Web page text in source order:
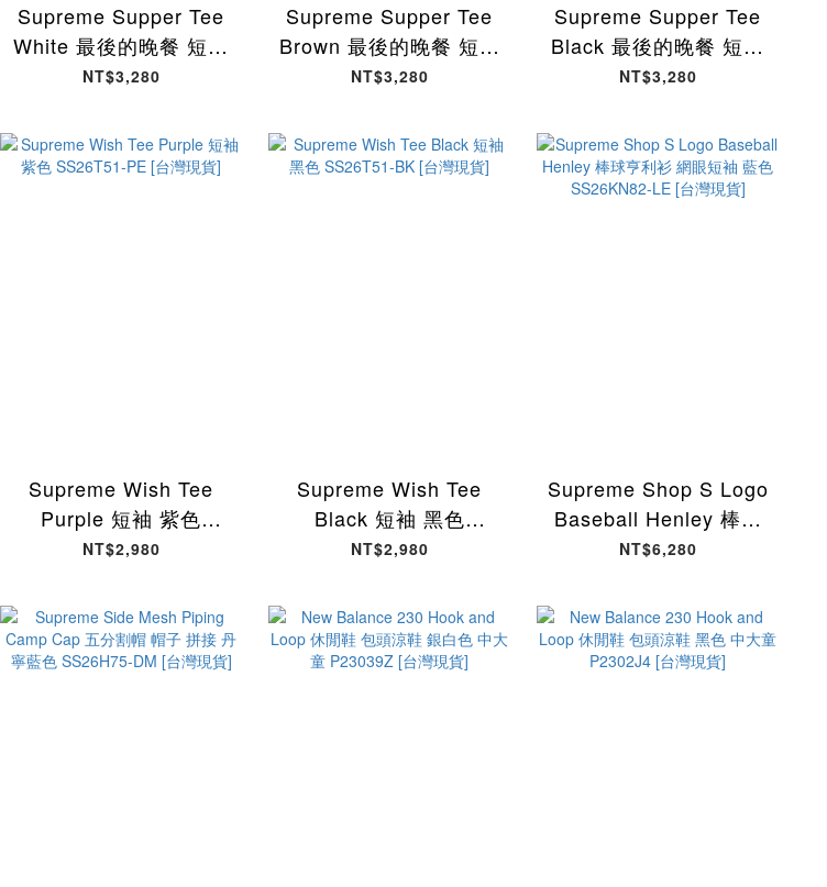
Supreme Supper Tee
White 最後的晚餐 短袖
白色 SS26T62-WE [台
NT$3,280
Supreme Supper Tee
Brown 最後的晚餐 短袖
咖啡色 SS26T62-BN
NT$3,280
Supreme Supper Tee
Black 最後的晚餐 短袖
黑色 SS26T62-BK [台
NT$3,280
Supreme Wish Tee
Purple 短袖 紫色
SS26T51-PE [台灣現
NT$2,980
Supreme Wish Tee
Black 短袖 黑色
SS26T51-BK [台灣現
NT$2,980
Supreme Shop S Logo
Baseball Henley 棒球
亨利衫 網眼短袖 藍色
貨]
NT$6,280